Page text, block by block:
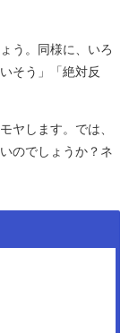
う。同様に、いろ
そう」「絶対反
ヤします。では、
のでしょうか？ネ